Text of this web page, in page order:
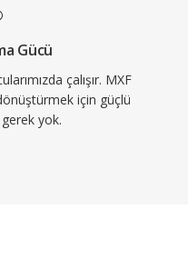
Gücü
çalışır. MXF
için güçlü
yok.